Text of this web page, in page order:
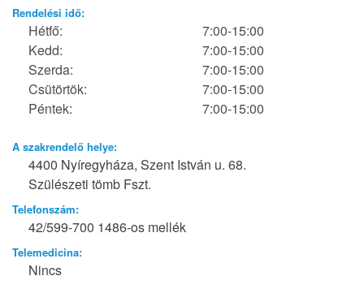
Rendelési idő:
Hétfő:
7:00-15:00
Kedd:
7:00-15:00
Szerda:
7:00-15:00
Csütörtök:
7:00-15:00
Péntek:
7:00-15:00
A szakrendelő helye:
4400 Nyíregyháza, Szent István u. 68.
Szülészeti tömb Fszt.
Telefonszám:
42/599-700 1486-os mellék
Telemedicina:
Nincs